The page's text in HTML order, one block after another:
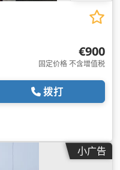
€900
固定价格 不含增值税
拨打
小广告